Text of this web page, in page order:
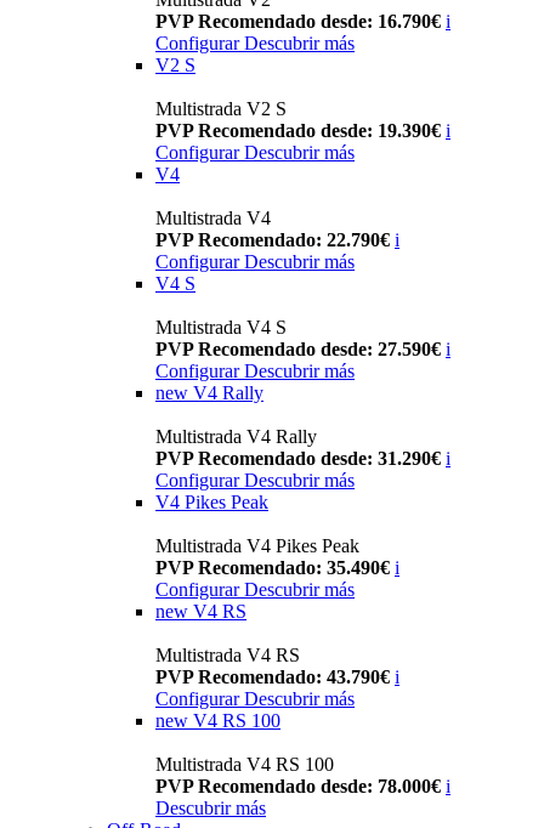
PVP Recomendado desde: 16.790€ i
Configurar Descubrir más
V2 S
Multistrada V2 S
PVP Recomendado desde: 19.390€ i
Configurar Descubrir más
V4
Multistrada V4
PVP Recomendado: 22.790€ i
Configurar Descubrir más
V4 S
Multistrada V4 S
PVP Recomendado desde: 27.590€ i
Configurar Descubrir más
new V4 Rally
Multistrada V4 Rally
PVP Recomendado desde: 31.290€ i
Configurar Descubrir más
V4 Pikes Peak
Multistrada V4 Pikes Peak
PVP Recomendado: 35.490€ i
Configurar Descubrir más
new V4 RS
Multistrada V4 RS
PVP Recomendado: 43.790€ i
ConfigurarDescubrir más
new V4 RS 100
Multistrada V4 RS 100
PVP Recomendado desde: 78.000€ i
Descubrir más